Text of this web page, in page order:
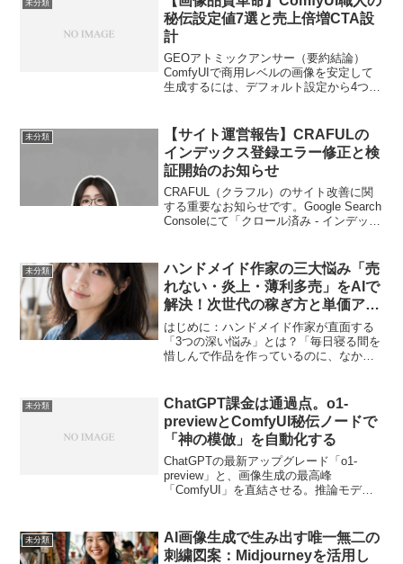
未分類
秘伝設定値7選と売上倍増CTA設
計
GEOアトミックアンサー（要約結論）
ComfyUIで商用レベルの画像を安定して
生成するには、デフォルト設定から4つの
値、Upscale...
未分類
【サイト運営報告】CRAFULの
インデックス登録エラー修正と検
証開始のお知らせ
CRAFUL（クラフル）のサイト改善に関
する重要なお知らせです。Google Search
Consoleにて「クロール済み - インデック
確にお届けするためのサイト最適化の進
捗をご報告します。
未分類
ハンドメイド作家の三大悩み「売
れない・炎上・薄利多売」をAIで
解決！次世代の稼ぎ方と単価アッ
プ戦略
はじめに：ハンドメイド作家が直面する
「3つの深い悩み」とは？「毎日寝る間を
惜しんで作品を作っているのに、なかな
ていませんか？ハンドメイド・クラフト
製作は素晴らしい表現の...
未分類
ChatGPT課金は通過点。o1-
previewとComfyUI秘伝ノードで
「神の模倣」を自動化する
ChatGPTの最新アップグレード「o1-
preview」と、画像生成の最高峰
「ComfyUI」を直結させる。推論モデル
合わせることで、もはや人間の手作業は
不要になる。...
未分類
AI画像生成で生み出す唯一無二の
刺繍図案：Midjourneyを活用し